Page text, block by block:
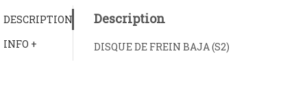
DESCRIPTION
INFO +
Description
DISQUE DE FREIN BAJA (S2)